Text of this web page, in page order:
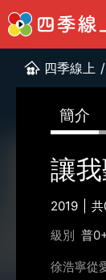
四季線上 /
簡介
讓
2019
級別 普
徐浩寧從